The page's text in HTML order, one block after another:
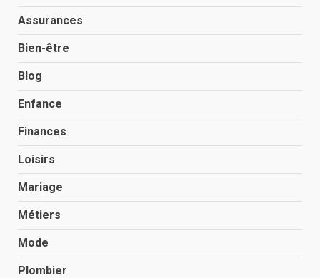
Assurances
Bien-être
Blog
Enfance
Finances
Loisirs
Mariage
Métiers
Mode
Plombier